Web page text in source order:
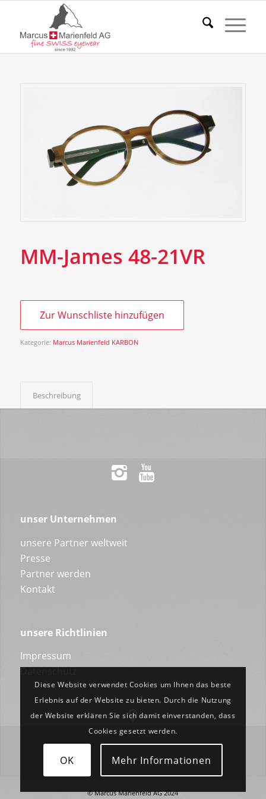
MM-James 48-21VR
Zur Wunschliste hinzufügen
Kategorie: Marcus Marienfeld KARBON
Beschreibung
unser Unternehmen
unsere Partner weltweit
Presse
Partner werden
Kontakt
unsere Richtlinien
Impressum
Datenschutz
© Marcus Marienfeld AG 2024
Diese Website verwendet Cookies um Ihnen das beste
Erlebnis auf der Website zu bieten. Durch die Nutzung
der Website erklären Sie sich damit einverstanden, dass
Cookies gesetzt werden.
OK Mehr Informationen